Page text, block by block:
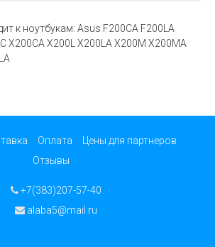
к ноутбукам: Asus F200CA F200LA
X200CA X200L X200LA X200M X200MA
Оплата
Цены для партнеров
Отзывы
+7(383)207-57-40
alaba5@mail.ru